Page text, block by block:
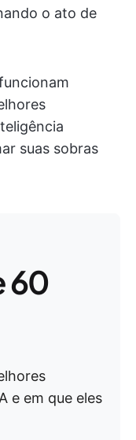
o ato de
suas sobras
60
e em que eles